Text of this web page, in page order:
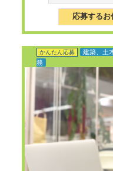
応募するお
かんたん応募
建築、土
務